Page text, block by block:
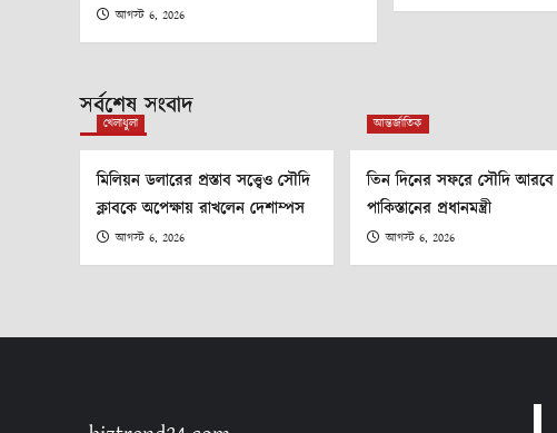
আগস্ট 6, 2026
সর্বশেষ সংবাদ
খেলাধুলা
মিলিয়ন ডলারের প্রস্তাব সত্ত্বেও সৌদি
ক্লাবকে অপেক্ষায় রাখলেন দেশাম্পস
আগস্ট 6, 2026
আন্তর্জাতিক
তিন দিনের সফরে সৌদি আরবে
পাকিস্তানের প্রধানমন্ত্রী
আগস্ট 6, 2026